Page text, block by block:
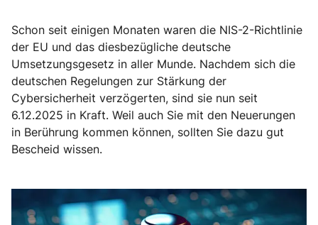
Schon seit einigen Monaten waren die NIS-2-Richtlinie
der EU und das diesbezügliche deutsche
Umsetzungsgesetz in aller Munde. Nachdem sich die
deutschen Regelungen zur Stärkung der
Cybersicherheit verzögerten, sind sie nun seit
6.12.2025 in Kraft. Weil auch Sie mit den Neuerungen
in Berührung kommen können, sollten Sie dazu gut
Bescheid wissen.